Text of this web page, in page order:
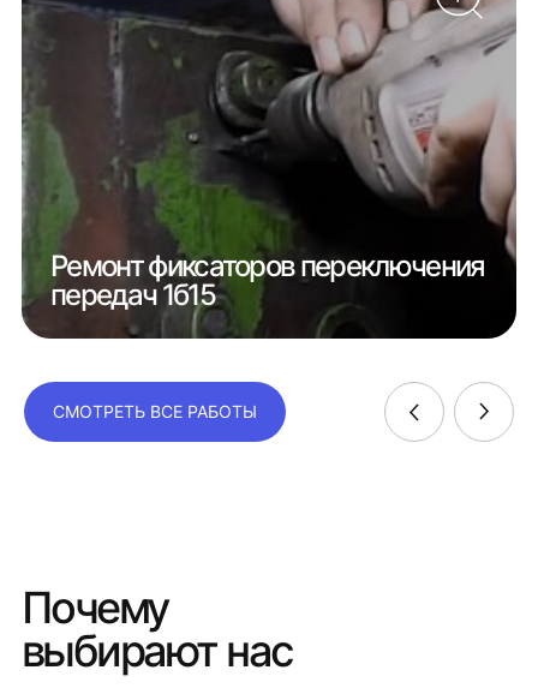
Ремонт фиксаторов переключения
передач 1б15
СМОТРЕТЬ ВСЕ РАБОТЫ
Почему
выбирают нас